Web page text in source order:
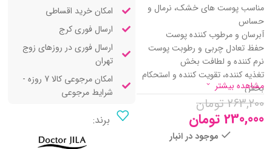
مناسب پوست های خشک، نرمال و
حساس
آبرسان و مرطوب کننده پوست
حفظ تعادل چربی و رطوبت پوست
نرم کننده و لطافت بخش
تغذیه کننده، تقویت کننده و استحکام
بخش
کاهش و بهبود علائم اگزما، درماتیت و
خشکی های شدید
ضد التهاب و ضد حساسیت
تسکین دهنده و التیام بخش پوست
مشاهده بیشتر
263,200 تومان
230,000 تومان
موجود در انبار
امکان خرید اقساطی
ارسال فوری کرج
ارسال فوری در روزهای زوج
تهران
امکان مرجوعی کالا 7 روزه -
شرایط مرجوعی
برند: